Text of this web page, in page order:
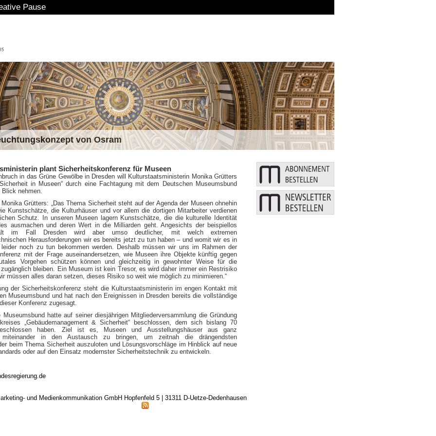
von Osram
plant Sicherheitskonferenz für Museen
in das Grüne Gewölbe in Dresden will Kulturstaatsministerin Monika Grütters
in Museen“ durch eine Fachtagung mit dem Deutschen Museumsbund
nehmen.
Grütters: „Das Thema Sicherheit steht auf der Agenda der Museen ohnehin
Kunstschätze, die Kulturhäuser und vor allem die dortigen Mitarbeiter verdienen
Schutz. In unseren Museen lagern Kunstschätze, die die kulturelle Identität
ausmachen und deren Wert in die Milliarden geht. Angesichts der beispiellos
im Fall Dresden wird aber umso deutlicher, mit welch extremen
Herausforderungen wir es bereits jetzt zu tun haben – und womit wir es in
noch zu tun bekommen werden. Deshalb müssen wir uns im Rahmen der
mit der Frage auseinandersetzen, wie Museen ihre Objekte künftig gegen
Vorgehen schützen können und gleichzeitig in gewohnter Weise für die
bleiben. Ein Museum ist kein Tresor, es wird daher immer ein Restrisiko
müssen alles daran setzen, dieses Risiko so weit wie möglich zu minimieren.“
der Sicherheitskonferenz steht die Kulturstaatsministerin im engen Kontakt mit
Museumsbund und hat nach den Ereignissen in Dresden bereits die vollständige
Konferenz zugesagt.
Museumsbund hatte auf seiner diesjährigen Mitgliederversammlung die Gründung
„Gebäudemanagement & Sicherheit“ beschlossen, dem sich bislang 70
haben. Ziel ist es, Museen und Ausstellungshäuser aus ganz
miteinander in den Austausch zu bringen, um zeitnah die drängendsten
beim Thema Sicherheit auszuloten und Lösungsvorschläge im Hinblick auf neue
oder auf den Einsatz modernster Sicherheitstechnik zu entwickeln.
und Medienkommunikation GmbH Hopfenfeld 5 | 31311 D-Uetze-Dedenhausen